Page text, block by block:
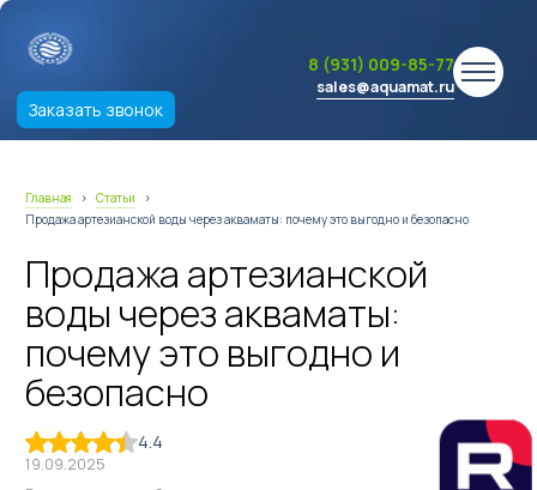
Заказать звонок
8 (931) 009-85-77
sales@aquamat.ru
Главная › Статьи
›
Продажа артезианской воды через акваматы: почему это выгодно и безопасно
Продажа артезианской
воды через акваматы:
почему это выгодно и
безопасно
4.4
19.09.2025